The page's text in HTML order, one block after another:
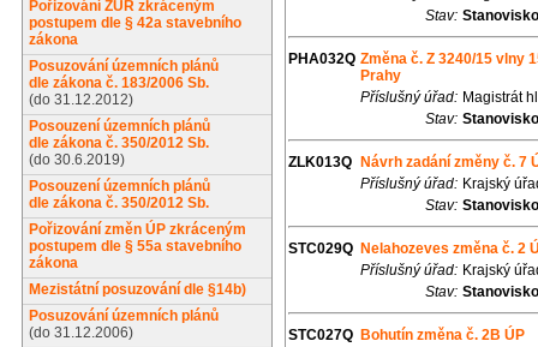
Pořizování ZÚR zkráceným
postupem dle § 42a stavebního
zákona
Posuzování územních plánů
dle zákona č. 183/2006 Sb.
(do 31.12.2012)
Posouzení územních plánů
dle zákona č. 350/2012 Sb.
(do 30.6.2019)
Posouzení územních plánů
dle zákona č. 350/2012 Sb.
Pořizování změn ÚP zkráceným
postupem dle § 55a stavebního
zákona
Mezistátní posuzování dle §14b)
Posuzování územních plánů
(do 31.12.2006)
Stav:
PHA032Q Změna č. Z 3240/15 vlny
Prahy
Příslušný úřad: Magistrát
Stav:
ZLK013Q
Návrh zadání změny č. 7
Příslušný úřad: Krajský
Stav:
STC029Q Nelahozeves změna č. 2
Příslušný úřad: Krajský
Stav:
STC027Q Bohutín změna č. 2B ÚP